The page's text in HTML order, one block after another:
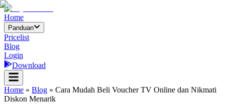
Home
Panduan
Pricelist
Blog
Login
Download
Home » Blog » Cara Mudah Beli Voucher TV Online dan Nikmati
Diskon Menarik